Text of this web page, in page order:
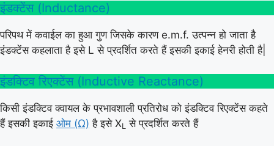
इंडक्टेंस (Inductance)
परिपथ में कवाईल का हुआ गुण जिसके कारण e.m.f. उत्पन्न हो जाता है
इंडक्टेंस कहलाता है इसे L से प्रदर्शित करते हैं इसकी इकाई हेनरी होती है|
इंडक्टिव रिएक्टेंस (Inductive Reactance)
किसी इंडक्टिव क्वायल के प्रभावशाली प्रतिरोध को इंडक्टिव रिएक्टेंस कहते
हैं इसकी इकाई ओम (Ω) है इसे XL से प्रदर्शित करते हैं